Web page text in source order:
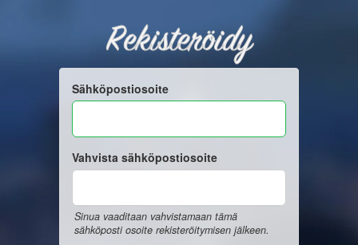
Rekisteröidy
Sähköpostiosoite
Vahvista sähköpostiosoite
Sinua vaaditaan vahvistamaan tämä
sähköposti osoite rekisteröitymisen jälkeen.